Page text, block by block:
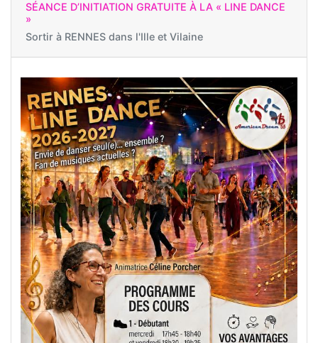
SÉANCE D’INITIATION GRATUITE À LA « LINE DANCE
»
Sortir à RENNES dans l'Ille et Vilaine